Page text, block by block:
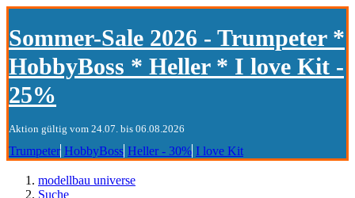
Sommer-Sale 2026 - Trumpeter *
HobbyBoss * Heller * I love Kit -
25%
Aktion gültig vom 24.07. bis 06.08.2026
Trumpeter HobbyBoss Heller - 30% I love Kit
modellbau universe
Suche